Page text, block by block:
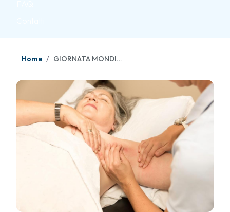
Home GIORNATA MONDIALE DEL LINFEDEMA, FERRANTE: “RAFFORZARECONSAPEVOLEZZA SU PREVENZIONE E DIAGNOSI PRECOCE”